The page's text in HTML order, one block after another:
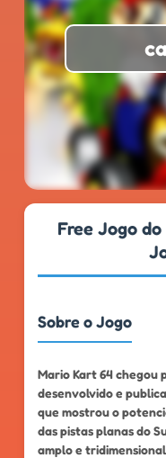
Free Jogo
Sobre o Jogo
Mario Kart 64 chegou
desenvolvido e
que mostrou o
das pistas planas do
amplo e